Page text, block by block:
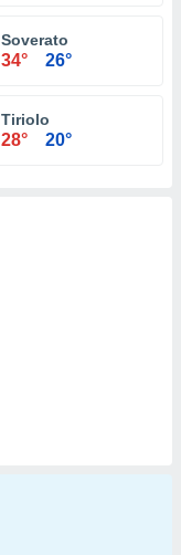
Soverato
34° 26°
Tiriolo
28° 20°